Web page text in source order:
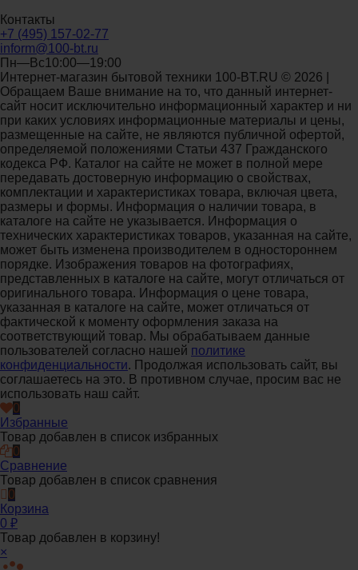
Контакты
+7 (495) 157-02-77
inform@100-bt.ru
Пн—Вс10:00—19:00
Интернет-магазин бытовой техники 100-BT.RU © 2026 |
Обращаем Ваше внимание на то, что данный интернет-
сайт носит исключительно информационный характер и ни
при каких условиях информационные материалы и цены,
размещенные на сайте, не являются публичной офертой,
определяемой положениями Статьи 437 Гражданского
кодекса РФ. Каталог на сайте не может в полной мере
передавать достоверную информацию о свойствах,
комплектации и характеристиках товара, включая цвета,
размеры и формы. Информация о наличии товара, в
каталоге на сайте не указывается. Информация о
технических характеристиках товаров, указанная на сайте,
может быть изменена производителем в одностороннем
порядке. Изображения товаров на фотографиях,
представленных в каталоге на сайте, могут отличаться от
оригинального товара. Информация о цене товара,
указанная в каталоге на сайте, может отличаться от
фактической к моменту оформления заказа на
соответствующий товар. Мы обрабатываем данные
пользователей согласно нашей политике
конфиденциальности. Продолжая использовать сайт, вы
соглашаетесь на это. В противном случае, просим вас не
использовать наш сайт.
0
Избранные
Товар добавлен в список избранных
0
Сравнение
Товар добавлен в список сравнения
0
Корзина
0 ₽
Товар добавлен в корзину!
×